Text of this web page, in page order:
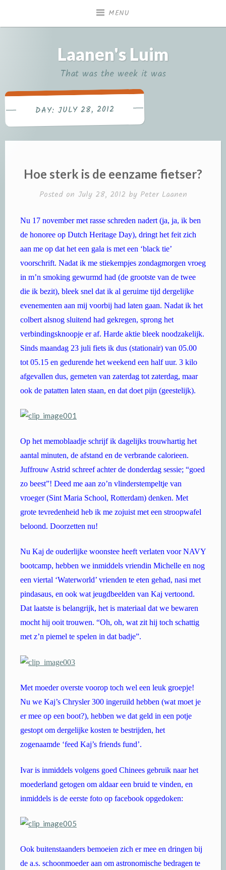
MENU
Laanen's Luim
That was the week it was
DAY:JULY 28, 2012
Hoe sterk is de eenzame fietser?
Posted on July 28, 2012 by Peter Laanen
Nu 17 november met rasse schreden nadert (ja, ja, ik ben
de honoree op Dutch Heritage Day), dringt het feit zich
aan me op dat het een gala is met een ‘black tie’
voorschrift. Nadat ik me stiekempjes zondagmorgen vroeg
in m’n smoking gewurmd had (de grootste van de twee
die ik bezit), bleek snel dat ik al geruime tijd dergelijke
evenementen aan mij voorbij had laten gaan. Nadat ik het
colbert alsnog sluitend had gekregen, sprong het
verbindingsknoopje er af. Harde aktie bleek noodzakelijk.
Sinds maandag 23 juli fiets ik dus (stationair) van 05.00
tot 05.15 en gedurende het weekend een half uur. 3 kilo
afgevallen dus, gemeten van zaterdag tot zaterdag, maar
ook de patatten laten staan, en dat doet pijn (geestelijk).
Op het memoblaadje schrijf ik dagelijks trouwhartig het
aantal minuten, de afstand en de verbrande calorieen.
Juffrouw Astrid schreef achter de donderdag sessie; “goed
zo beest”! Deed me aan zo’n vlinderstempeltje van
vroeger (Sint Maria School, Rotterdam) denken. Met
grote tevredenheid heb ik me zojuist met een stroopwafel
beloond. Doorzetten nu!
Nu Kaj de ouderlijke woonstee heeft verlaten voor NAVY
bootcamp, hebben we inmiddels vriendin Michelle en nog
een viertal ‘Waterworld’ vrienden te eten gehad, nasi met
pindasaus, en ook wat jeugdbeelden van Kaj vertoond.
Dat laatste is belangrijk, het is materiaal dat we bewaren
mocht hij ooit trouwen. “Oh, oh, wat zit hij toch schattig
met z’n piemel te spelen in dat badje”.
Met moeder overste voorop toch wel een leuk groepje!
Nu we Kaj’s Chrysler 300 ingeruild hebben (wat moet je
er mee op een boot?), hebben we dat geld in een potje
gestopt om dergelijke kosten te bestrijden, het
zogenaamde ‘feed Kaj’s friends fund’.
Ivar is inmiddels volgens goed Chinees gebruik naar het
moederland getogen om aldaar een bruid te vinden, en
inmiddels is de eerste foto op facebook opgedoken:
Ook buitenstaanders bemoeien zich er mee en dringen bij
de a.s. schoonmoeder aan om astronomische bedragen te